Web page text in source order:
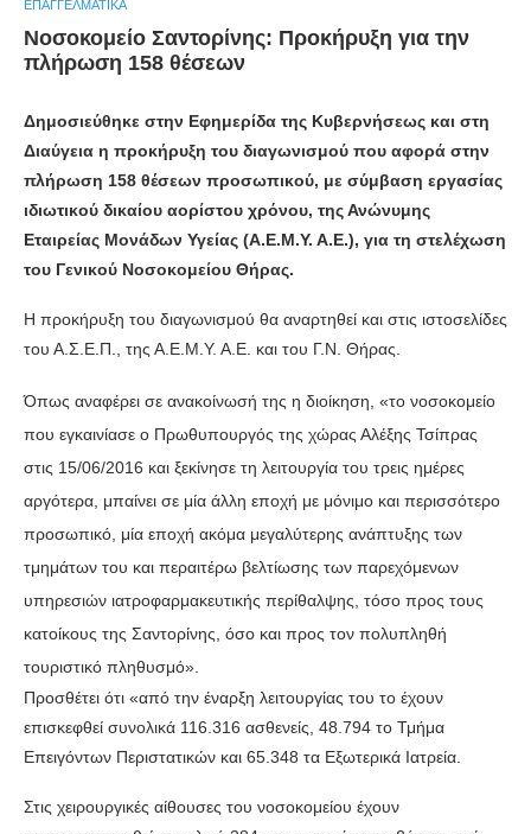
ΕΠΑΓΓΕΛΜΑΤΙΚΆ
Νοσοκομείο Σαντορίνης: Προκήρυξη για την
πλήρωση 158 θέσεων
Δημοσιεύθηκε στην Εφημερίδα της Κυβερνήσεως και στη
Διαύγεια η προκήρυξη του διαγωνισμού που αφορά στην
πλήρωση 158 θέσεων προσωπικού, με σύμβαση εργασίας
ιδιωτικού δικαίου αορίστου χρόνου, της Ανώνυμης
Εταιρείας Μονάδων Υγείας (Α.Ε.Μ.Υ. Α.Ε.), για τη στελέχωση
του Γενικού Νοσοκομείου Θήρας.
Η προκήρυξη του διαγωνισμού θα αναρτηθεί και στις ιστοσελίδες
του Α.Σ.Ε.Π., της Α.Ε.Μ.Υ. Α.Ε. και του Γ.Ν. Θήρας.
Όπως αναφέρει σε ανακοίνωσή της η διοίκηση, «το νοσοκομείο
που εγκαινίασε ο Πρωθυπουργός της χώρας Αλέξης Τσίπρας
στις 15/06/2016 και ξεκίνησε τη λειτουργία του τρεις ημέρες
αργότερα, μπαίνει σε μία άλλη εποχή με μόνιμο και περισσότερο
προσωπικό, μία εποχή ακόμα μεγαλύτερης ανάπτυξης των
τμημάτων του και περαιτέρω βελτίωσης των παρεχόμενων
υπηρεσιών ιατροφαρμακευτικής περίθαλψης, τόσο προς τους
κατοίκους της Σαντορίνης, όσο και προς τον πολυπληθή
τουριστικό πληθυσμό».
Προσθέτει ότι «από την έναρξη λειτουργίας του το έχουν
επισκεφθεί συνολικά 116.316 ασθενείς, 48.794 το Τμήμα
Επειγόντων Περιστατικών και 65.348 τα Εξωτερικά Ιατρεία.
Στις χειρουργικές αίθουσες του νοσοκομείου έχουν